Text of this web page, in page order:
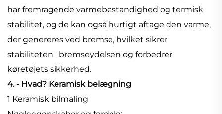
har fremragende varmebestandighed og termisk
stabilitet, og de kan også hurtigt aftage den varme,
der genereres ved bremse, hvilket sikrer
stabiliteten i bremseydelsen og forbedrer
køretøjets sikkerhed.
4. - Hvad? Keramisk belægning
1 Keramisk bilmaling